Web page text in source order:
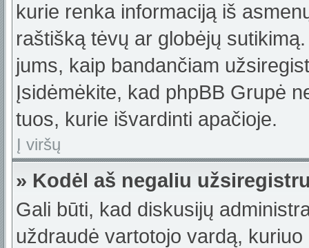
kurie renka informaciją iš
raštišką tėvų ar globėjų
jums, kaip bandančiam
Įsidėmėkite, kad phpBB Grupė
tuos, kurie išvardinti apačioje.
Į viršų
» Kodėl aš negaliu
Gali būti, kad diskusijų
uždraudė vartotojo vardą,